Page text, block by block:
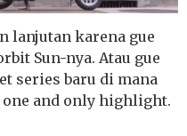
lanjutan karena gue
Sun-nya. Atau gue
series baru di mana
one and only highlight.